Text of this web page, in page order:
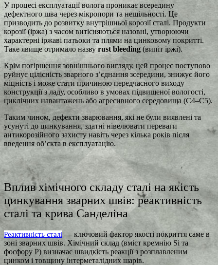
У процесі експлуатації волога проникає всередину
дефектного шва через мікропори та нещільності. Це
призводить до розвитку внутрішньої корозії сталі. Продукти
корозії (іржа) з часом витісняються назовні, утворюючи
характерні іржаві патьоки та плями на цинковому покритті.
Таке явище отримало назву rust bleeding (випіт іржі).
Крім погіршення зовнішнього вигляду, цей процес поступово
руйнує цілісність зварного з’єднання зсередини, знижує його
міцність і може стати причиною передчасного виходу
конструкції з ладу, особливо в умовах підвищеної вологості,
циклічних навантажень або агресивного середовища (C4–C5).
Таким чином, дефекти зварювання, які не були виявлені та
усунуті до цинкування, здатні нівелювати переваги
антикорозійного захисту навіть через кілька років після
введення об’єкта в експлуатацію.
Вплив хімічного складу сталі на якість
цинкування зварних швів: реактивність
сталі та крива Санделіна
Реактивність сталі — ключовий фактор якості покриття саме в
зоні зварних швів. Хімічний склад (вміст кремнію Si та
фосфору P) визначає швидкість реакції з розплавленим
цинком і товщину інтерметалідних шарів.